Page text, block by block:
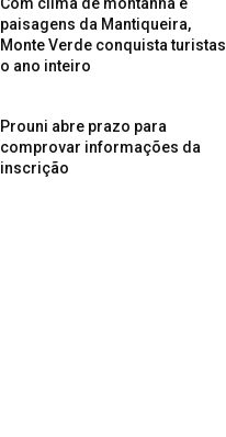
paisagens da Mantiqueira,
Monte Verde conquista turistas
o ano inteiro
Prouni abre prazo para
comprovar informações da
inscrição